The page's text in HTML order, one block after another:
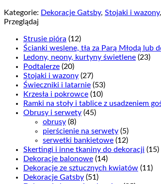
Kategorie: Dekoracje Gatsby, Stojaki i wazony,
Przeglądaj
Strusie pióra (12)
Ścianki weslene, tła za Parą Młodą lub
Ledony, neony, kurtyny świetlene (23)
Podtalerze (20)
Stojaki i wazony (27)
Świeczniki i latarnie (53)
Krzesła i pokrowce (10)
Ramki na stoły i tablice z usadzeniem
Obrusy i serwety (45)
obrusy (8)
pierścienie na serwety (5)
serwetki bankietowe (12)
Skertingi i inne tkaniny do dekoracji (15)
Dekoracje balonowe (14)
Dekoracje ze sztucznych kwiatów (11)
Dekoracje Gatsby (51)